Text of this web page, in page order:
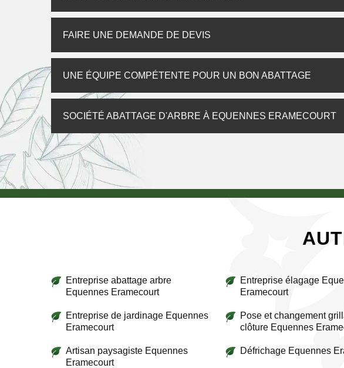
FAIRE UNE DEMANDE DE DEVIS
UNE ÉQUIPE COMPÉTENTE POUR UN BON ABATTAGE
SOCIÉTÉ ABATTAGE D'ARBRE À EQUENNES ERAMECOURT
Entreprise abattage arbre
Equennes Eramecourt
Entreprise de jardinage Equennes
Eramecourt
Artisan paysagiste Equennes
Eramecourt
Entreprise élagage
Eramecourt
Pose et changement
clôture Equennes
Défrichage Equennes